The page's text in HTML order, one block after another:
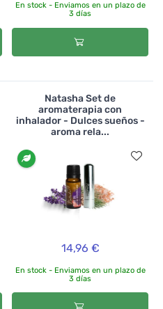
En stock - Enviamos en un plazo de
3 días
Natasha Set de
aromaterapia con
inhalador - Dulces sueños -
aroma rela...
14,96 €
En stock - Enviamos en un plazo de
3 días